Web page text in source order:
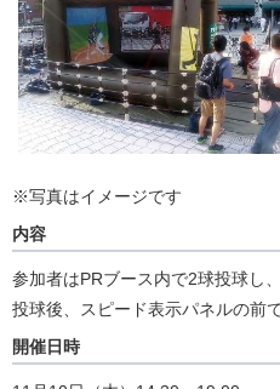
※写真はイメージです
内容
参加者はPRブース内で2球投球し
投球後、スピード表示パネルの前
開催日時